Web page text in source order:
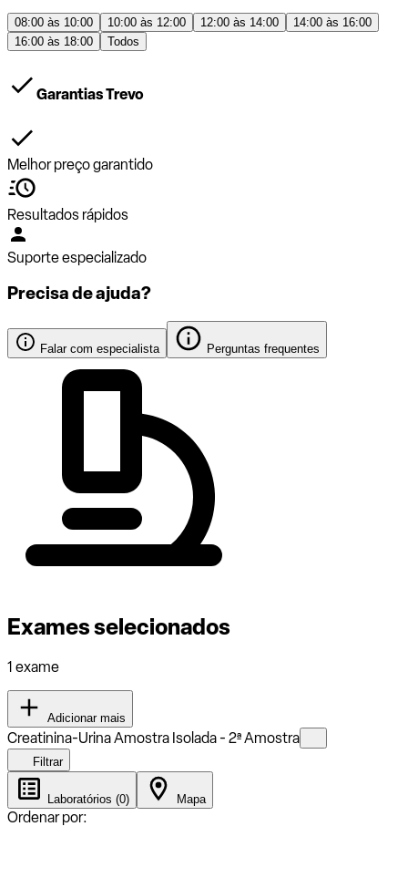
08:00 às 10:00 10:00 às 12:00 12:00 às 14:00
14:00 às 16:00
16:00 às 18:00
Todos
Garantias Trevo
Melhor preço garantido
Resultados rápidos
Suporte especializado
Precisa de ajuda?
Falar com especialista Perguntas frequentes
Exames selecionados
1 exame
Adicionar mais
Creatinina-Urina Amostra Isolada - 2ª Amostra
Filtrar
Laboratórios (0) Mapa
Ordenar por: